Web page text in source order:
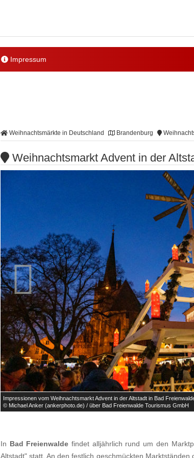
Impressum
Weihnachtsmärkte in Deutschland Brandenburg
Weihnachtsmarkt Advent in der
Impressionen vom Weihnachtsmarkt Advent in der Altstadt in Bad
© Michael Anker (ankerphoto.de) / über Bad Freienwalde Tourismus GmbH

In Bad Freienwalde findet alljährlich rund um den
Altstadt" statt. An den festlich geschmückten